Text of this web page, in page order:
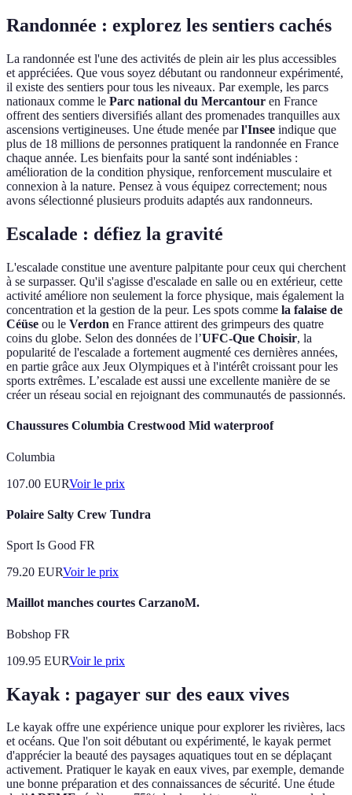
Randonnée : explorez les sentiers cachés
La randonnée est l'une des activités de plein air les plus accessibles
et appréciées. Que vous soyez débutant ou randonneur expérimenté,
il existe des sentiers pour tous les niveaux. Par exemple, les parcs
nationaux comme le Parc national du Mercantour en France
offrent des sentiers diversifiés allant des promenades tranquilles aux
ascensions vertigineuses. Une étude menée parl'Insee indique que
plus de 18 millions de personnes pratiquent la randonnée en France
chaque année. Les bienfaits pour la santé sont indéniables :
amélioration de la condition physique, renforcement musculaire et
connexion à la nature. Pensez à vous équipez correctement; nous
avons sélectionné plusieurs produits adaptés aux randonneurs.
Escalade : défiez la gravité
L'escalade constitue une aventure palpitante pour ceux qui cherchent
à se surpasser. Qu'il s'agisse d'escalade en salle ou en extérieur, cette
activité améliore non seulement la force physique, mais également la
concentration et la gestion de la peur. Les spots comme la falaise de
Céüse ou le Verdon en France attirent des grimpeurs des quatre
coins du globe. Selon des données de l’UFC-Que Choisir, la
popularité de l'escalade a fortement augmenté ces dernières années,
en partie grâce aux Jeux Olympiques et à l'intérêt croissant pour les
sports extrêmes. L’escalade est aussi une excellente manière de se
créer un réseau social en rejoignant des communautés de passionnés.
Chaussures Columbia Crestwood Mid waterproof
Columbia
107.00 EURVoir le prix
Polaire Salty Crew Tundra
Sport Is Good FR
79.20 EURVoir le prix
Maillot manches courtes CarzanoM.
Bobshop FR
109.95 EURVoir le prix
Kayak : pagayer sur des eaux vives
Le kayak offre une expérience unique pour explorer les rivières, lacs
et océans. Que l'on soit débutant ou expérimenté, le kayak permet
d'apprécier la beauté des paysages aquatiques tout en se déplaçant
activement. Pratiquer le kayak en eaux vives, par exemple, demande
une bonne préparation et des connaissances de sécurité. Une étude